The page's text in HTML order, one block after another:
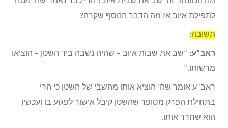
לתפילת איוב אז מה הדבר הנוסף שקרה?
תשובה:
ראב”ע: “שב את שבות איוב – שהיה נשבה ביד השטן – הוציאו
מרשותו.”
ראב”ע אומר שה’ הוציא אותו מהשבי של השטן כי הרי
בתחילת הפרק מסופר שהשטן קיבל אישור לפגוע בו ועכשיו
הוא שחרר אותו.